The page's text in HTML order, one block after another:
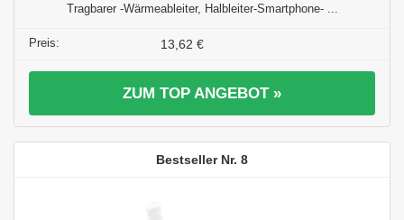
Tragbarer -Wärmeableiter, Halbleiter-Smartphone- ...
13,62 €
ZUM TOP ANGEBOT »
8